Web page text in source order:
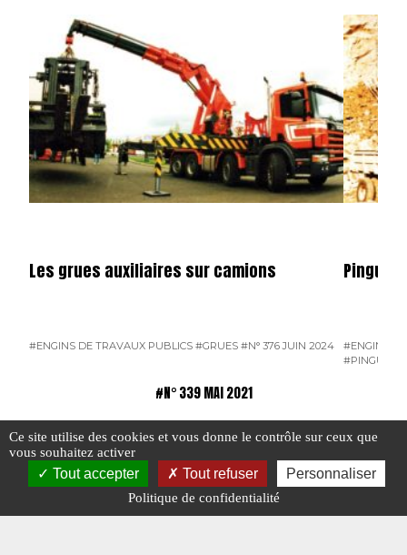
Les grues auxiliaires sur camions
#ENGINS DE TRAVAUX PUBLICS #GRUES #N° 376 JUIN 2024
Pinguely
#ENGINS
#PINGUELY
#N° 339 MAI 2021
Ce site utilise des cookies et vous donne le contrôle sur ceux que
vous souhaitez activer
Tout accepter Tout refuser Personnaliser
Politique de confidentialité